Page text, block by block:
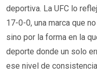
deportiva. La UFC lo
17-0-0, una marca que
sino por la forma en la
deporte donde un solo
ese nivel de